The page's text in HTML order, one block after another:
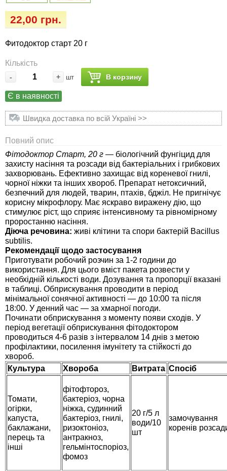
22,00 грн.
Фитодоктор старт 20 г
Кількість
- + шт В корзину
Є в наявності
Швидка доставка по всій Україні >>
Повний опис
Фітодоктор Старт, 20 г — біологічний фунгіцид для
захисту насіння та розсади від бактеріальних і грибкових
захворювань. Ефективно захищає від кореневої гнилі,
чорної ніжки та інших хвороб. Препарат нетоксичний,
безпечний для людей, тварин, птахів, бджіл. Не пригнічує
корисну мікрофлору. Має яскраво виражену дію, що
стимулює ріст, що сприяє інтенсивному та рівномірному
проростанню насіння.
Діюча речовина: живі клітини та спори бактерій Bacillus
subtilis.
Рекомендації щодо застосування
Приготувати робочий розчин за 1-2 години до
використання. Для цього вміст пакета розвести у
необхідній кількості води. Дозування та пропорції вказані
в таблиці. Обприскування проводити в період
мінімальної сонячної активності — до 10:00 та після
18:00. У денний час — за хмарної погоди.
Починати обприскування з моменту появи сходів. У
період вегетації обприскування фітодоктором
проводиться 4-6 разів з інтервалом 14 днів з метою
профілактики, посилення імунітету та стійкості до
хвороб.
Культура
Хвороба Витрата Спосіб
Томати,
огірки,
капуста,
баклажани,
перець та
інші
фітофтороз,
бактеріоз, чорна
ніжка, судинний
бактеріоз, гнилі,
ризоктоніоз,
антракноз,
гельмінтоспоріоз,
фомоз
20 г/5 л
води/10
шт
замочування
коренів
Семена перца
Семена пряных трав
Семена редиса
Семена салата
Семена свеклы
Семена сельдерея
Семена сидератов
Семена табака
Семена томатов
Семена газонной травы
Семена тыквы, патиссона
Семена укропа
Семена фасоли
Семена цветов
Семена шпината
Удобрения «Сударушка», «Рязаночка»
100 г
Удобрения «Чистый лист» кристаллические
Удобрения «Чистый лист» в палочках
Удобрения «Чистый лист» Успех
Опрыскиватели
Перчатки
Тенты
Средства защиты от тараканов, прусаков,
клопов, блох, домашних и садовых муравьев
Средства защиты от комаров, москитов,
клещей, ос, мошек, слепней
Средства защиты от мух
Средства защиты от моли
Средства защиты от капустницы
Средства защиты от кротов
Средства защиты от грызунов
Препараты для септиков, выгребных ям и
дачных туалетов, биодеструкторы
Хозяйственные товары
Средства защиты растений
Лидеры продаж